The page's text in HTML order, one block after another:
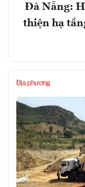
Đà Nẵng:
thiện hạ
Địa phương